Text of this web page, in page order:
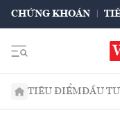
CHỨNG KHOÁN
TIÊU ĐIỂMĐẦU TƯ